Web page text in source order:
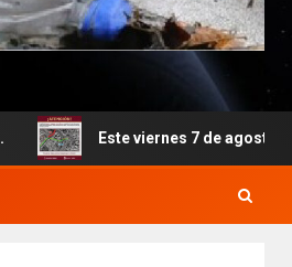
Este viernes 7 de agosto inicia el